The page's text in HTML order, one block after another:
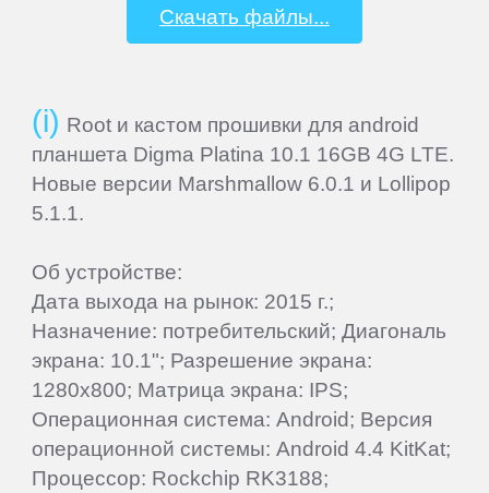
Скачать файлы...
Root и кастом прошивки для android
планшета Digma Platina 10.1 16GB 4G LTE.
Новые версии Marshmallow 6.0.1 и Lollipop
5.1.1.
Об устройстве:
Дата выхода на рынок: 2015 г.;
Назначение: потребительский; Диагональ
экрана: 10.1"; Разрешение экрана:
1280x800; Матрица экрана: IPS;
Операционная система: Android; Версия
операционной системы: Android 4.4 KitKat;
Процессор: Rockchip RK3188;
ZTE
СМАРТФОНЫ
Alcatel
Archos
Ark